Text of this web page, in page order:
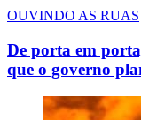
OUVINDO AS RUAS
De porta em
que o governo